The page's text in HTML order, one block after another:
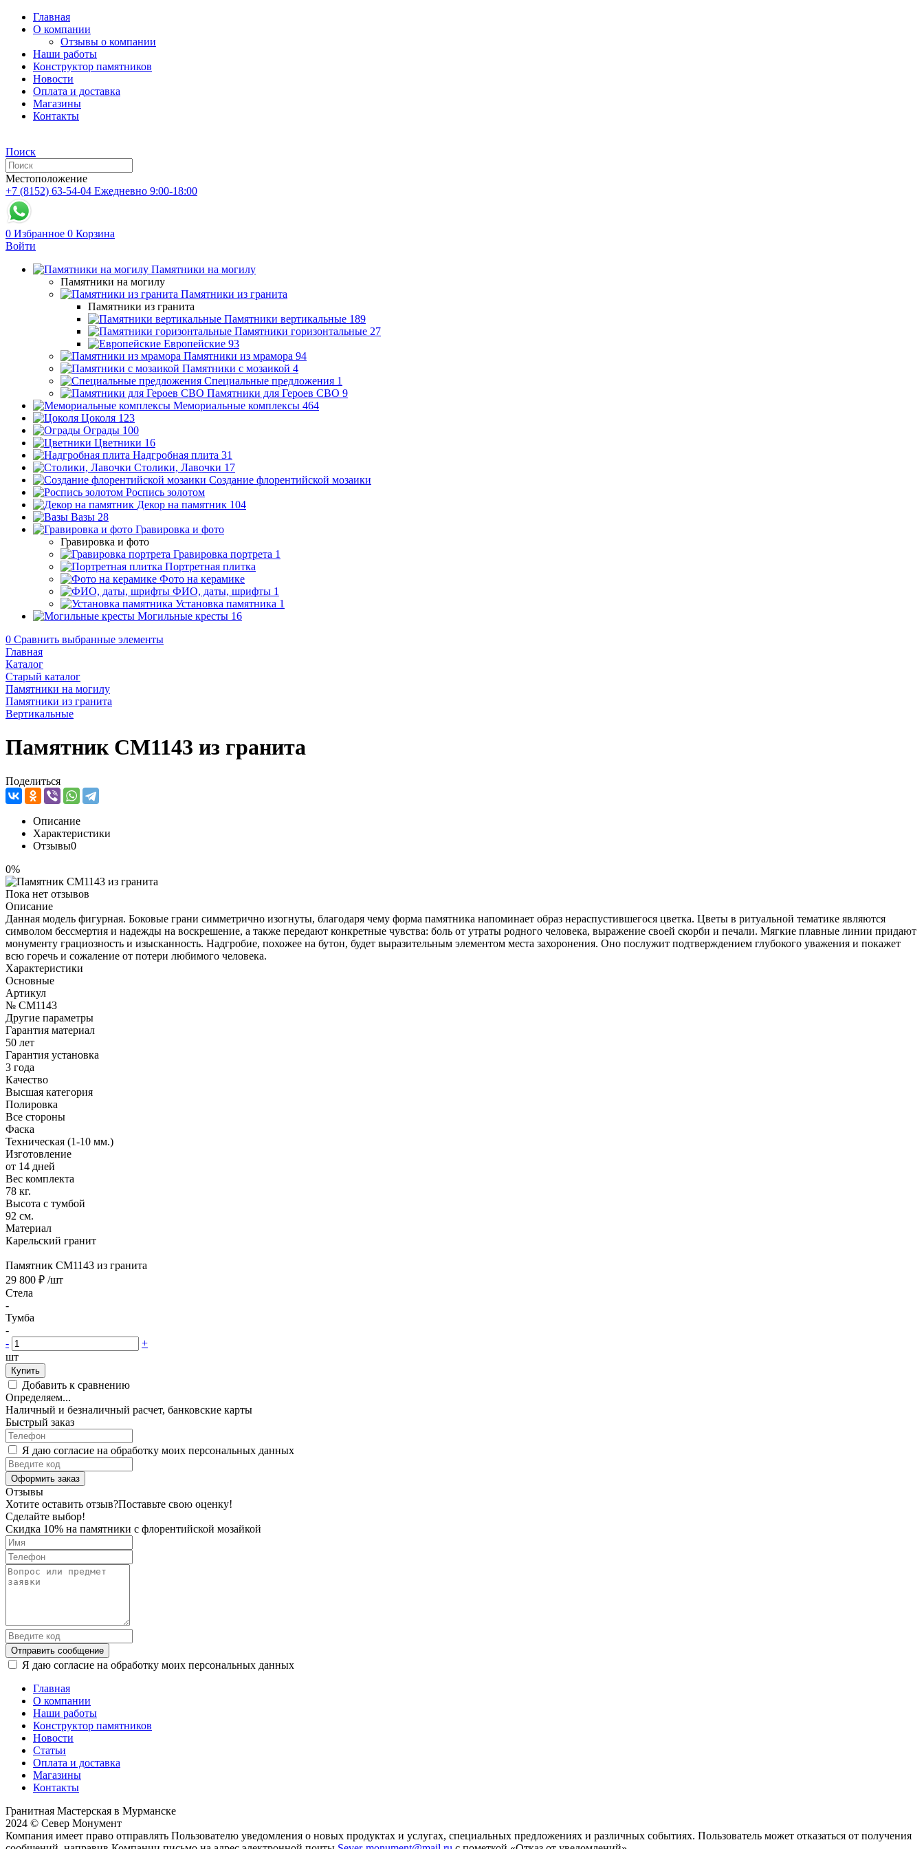
Главная
О компании
Отзывы о компании
Наши работы
Конструктор памятников
Новости
Оплата и доставка
Магазины
Контакты
Поиск
Местоположение
+7 (8152) 63-54-04 Ежедневно 9:00-18:00
0 Избранное 0 Корзина
Войти
Памятники на могилу
Памятники на могилу
Памятники из гранита
Памятники из гранита
Памятники вертикальные 189
Памятники горизонтальные 27
Европейские 93
Памятники из мрамора 94
Памятники с мозаикой 4
Специальные предложения 1
Памятники для Героев СВО 9
Мемориальные комплексы 464
Цоколя 123
Ограды 100
Цветники 16
Надгробная плита 31
Столики, Лавочки 17
Создание флорентийской мозаики
Роспись золотом
Декор на памятник 104
Вазы 28
Гравировка и фото
Гравировка и фото
Гравировка портрета 1
Портретная плитка
Фото на керамике
ФИО, даты, шрифты 1
Установка памятника 1
Могильные кресты 16
0 Сравнить выбранные элементы
Главная
Каталог
Старый каталог
Памятники на могилу
Памятники из гранита
Вертикальные
Памятник CM1143 из гранита
Поделиться
Описание
Характеристики
Отзывы0
0%
Пока нет отзывов
Описание
Данная модель фигурная. Боковые грани симметрично изогнуты, благодаря чему форма памятника напоминает образ нераспустившегося цветка. Цветы в ритуальной тематике являются
символом бессмертия и надежды на воскрешение, а также передают конкретные чувства: боль от утраты родного человека, выражение своей скорби и печали. Мягкие плавные линии придают
монументу грациозность и изысканность. Надгробие, похожее на бутон, будет выразительным элементом места захоронения. Оно послужит подтверждением глубокого уважения и покажет
всю горечь и сожаление от потери любимого человека.
Характеристики
Основные
Артикул
№ CM1143
Другие параметры
Гарантия материал
50 лет
Гарантия установка
3 года
Качество
Высшая категория
Полировка
Все стороны
Фаска
Техническая (1-10 мм.)
Изготовление
от 14 дней
Вес комплекта
78 кг.
Высота с тумбой
92 см.
Материал
Карельский гранит
Памятник CM1143 из гранита
29 800 ₽ /шт
Стела
-
Тумба
-
-
+
шт
Купить
Добавить к сравнению
Определяем...
Наличный и безналичный расчет, банковские карты
Быстрый заказ
Я даю согласие на обработку моих персональных данных
Оформить заказ
Отзывы
Хотите оставить отзыв?Поставьте свою оценку!
Сделайте выбор!
Скидка 10% на памятники с флорентийской мозайкой
Отправить сообщение
Я даю согласие на обработку моих персональных данных
Главная
О компании
Наши работы
Конструктор памятников
Новости
Статьи
Оплата и доставка
Магазины
Контакты
Гранитная Мастерская в Мурманске
2024 © Север Монумент
Компания имеет право отправлять Пользователю уведомления о новых продуктах и услугах, специальных предложениях и различных событиях. Пользователь может отказаться от получения